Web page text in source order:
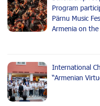
Program
Pärnu Music
Armenia on
International
“Armenian